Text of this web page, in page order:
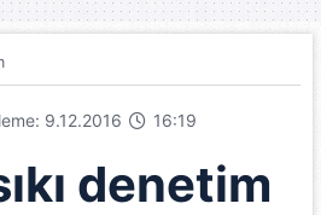
9.12.2016 16:19
denetim